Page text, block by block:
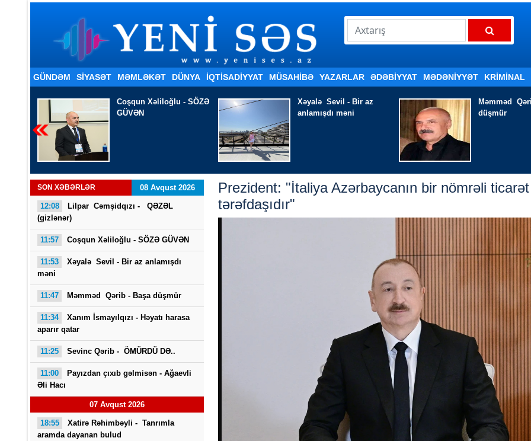
GÜNDƏM SİYASƏT MƏMLƏKƏT DÜNYA İQTISADIYYAT MÜSAHİBƏ YAZARLAR ƏDƏBIYYAT MƏDƏNİYYƏT KRİMİNAL
Xəyalə Sevil - Bir az
anlamışdı məni
Məmməd Qərib - Başa
düşmür
Xanım
harasa aparır
SON XƏBƏRLƏR 08 Avqust 2026
12:08
Lilpar Cəmşidqızı - QƏZƏL
(gizlənər)
11:57 Coşqun Xəliloğlu - SÖZƏ GÜVƏN
11:53
Xəyalə Sevil - Bir az anlamışdı
məni
11:47 Məmməd Qərib - Başa düşmür
11:34
Xanım İsmayılqızı - Həyatı harasa
aparır qatar
11:25 Sevinc Qərib - ÖMÜRDÜ DƏ..
11:00 Payızdan çıxıb gəlmisən - Ağaevli
Əli Hacı
07 Avqust 2026
18:55
Xatirə Rəhimbəyli - Tanrımla
aramda dayanan bulud
Prezident: "İtaliya Azərbaycanın bir nömrəli ticarət
tərəfdaşıdır"
Sabah bəzi yerlərdə yağış yağacaq
Xocalı, Ağdərə və Cəbrayılın
kəndlərinə köç karvanı yola